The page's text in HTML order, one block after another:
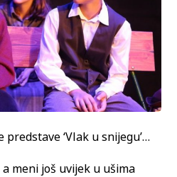
predstave ‘Vlak u snijegu’…
meni još uvijek u ušima